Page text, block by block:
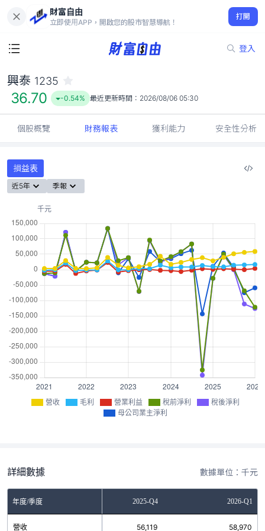
財富自由
立即使用APP，開啟您的股市智慧導航！
打開
登入
36.70
-0.54%
興泰 1235
36.70 -0.54% 最近更新時間： 2026/08/06 05:30
個股概覽 財務報表 獲利能力 安全性分析
損益表
近5年 季報
營收 毛利 營業利益 稅前淨利
稅後淨利
母公司業主淨利
詳細數據 數據單位：千元
年度/季度2025-Q3 2025-Q4 2026-Q1
營收 56,119 58,970